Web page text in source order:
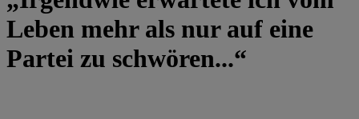
Leben mehr als nur auf eine
Partei zu schwören...“